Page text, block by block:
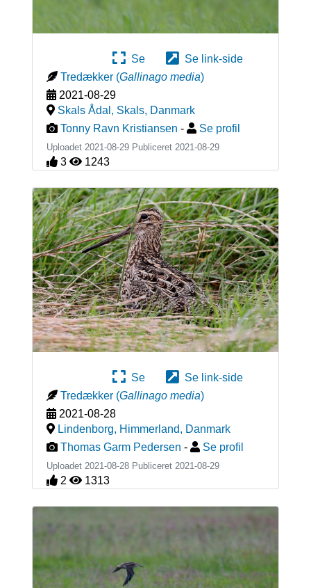
Se
Se link-side
Tredækker (Gallinago media)
2021-08-29
Skals Ådal, Skals, Danmark
Tonny Ravn Kristiansen - Se profil
Uploadet 2021-08-29 Publiceret 2021-08-29
3 1243
Se
Se link-side
Tredækker (Gallinago media)
2021-08-28
Lindenborg, Himmerland, Danmark
Thomas Garm Pedersen - Se profil
Uploadet 2021-08-28 Publiceret 2021-08-29
2 1313